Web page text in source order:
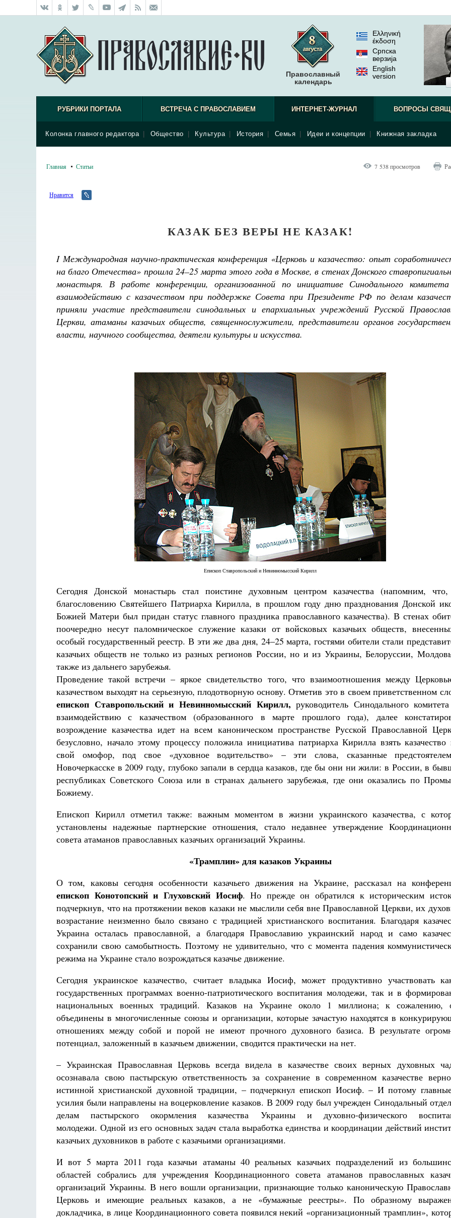
Православный
календарь
Ελληνική
έκδοση
Српска
верзиjа
English
version
РУБРИКИ ПОРТАЛА ВСТРЕЧА С ПРАВОСЛАВИЕМ ИНТЕРНЕТ-ЖУРНАЛ
Колонка главного редактора Общество Культура История Семья Идеи и концепции Книжная закладка
ВОПРОСЫ
Главная Статьи 7 538 просмотров
Нравится
КАЗАК БЕЗ ВЕРЫ НЕ КАЗАК!
I Международная научно-практическая конференция «Церковь и казачество: опыт
на благо Отечества» прошла 24–25 марта этого года в Москве, в стенах Донского
монастыря. В работе конференции, организованной по инициативе Синодального
взаимодействию с казачеством при поддержке Совета при Президенте РФ по делам
приняли участие представители синодальных и епархиальных учреждений Русской
Церкви, атаманы казачьих обществ, священнослужители, представители органов
власти, научного сообщества, деятели культуры и искусства.
Епископ Ставропольский и Невинномысский Кирилл
Сегодня Донской монастырь стал поистине духовным центром казачества (напомним,
благословению Святейшего Патриарха Кирилла, в прошлом году дню празднования Донской
Божией Матери был придан статус главного праздника православного казачества). В стенах
поочередно несут паломническое служение казаки от войсковых казачьих обществ,
особый государственный реестр. В эти же два дня, 24–25 марта, гостями обители стали
казачьих обществ не только из разных регионов России, но и из Украины, Белоруссии,
также из дальнего зарубежья.
Проведение такой встречи – яркое свидетельство того, что взаимоотношения между
казачеством выходят на серьезную, плодотворную основу. Отметив это в своем приветственном
епископ Ставропольский и Невинномысский Кирилл, руководитель Синодального
взаимодействию с казачеством (образованного в марте прошлого года), далее
возрождение казачества идет на всем каноническом пространстве Русской Православной
безусловно, начало этому процессу положила инициатива патриарха Кирилла взять казачество
свой омофор, под свое «духовное водительство» – эти слова, сказанные
Новочеркасске в 2009 году, глубоко запали в сердца казаков, где бы они ни жили: в России, в
республиках Советского Союза или в странах дальнего зарубежья, где они оказались по
Божиему.
Епископ Кирилл отметил также: важным моментом в жизни украинского казачества, с
установлены надежные партнерские отношения, стало недавнее утверждение
совета атаманов православных казачьих организаций Украины.
«Трамплин» для казаков Украины
О том, каковы сегодня особенности казачьего движения на Украине, рассказал на
епископ Конотопский и Глуховский Иосиф. Но прежде он обратился к историческим
подчеркнув, что на протяжении веков казаки не мыслили себя вне Православной Церкви, их
возрастание неизменно было связано с традицией христианского воспитания. Благодаря
Украина осталась православной, а благодаря Православию украинский народ и само
сохранили свою самобытность. Поэтому не удивительно, что с момента падения
режима на Украине стало возрождаться казачье движение.
Сегодня украинское казачество, считает владыка Иосиф, может продуктивно участвовать
государственных программах военно-патриотического воспитания молодежи, так и в
национальных военных традиций. Казаков на Украине около 1 миллиона; к сожалению,
объединены в многочисленные союзы и организации, которые зачастую находятся в
отношениях между собой и порой не имеют прочного духовного базиса. В результате
потенциал, заложенный в казачьем движении, сводится практически на нет.
– Украинская Православная Церковь всегда видела в казачестве своих верных духовных
осознавала свою пастырскую ответственность за сохранение в современном казачестве
истинной христианской духовной традиции, – подчеркнул епископ Иосиф. – И потому
усилия были направлены на воцерковление казаков. В 2009 году был учрежден Синодальный
делам пастырского окормления казачества Украины и духовно-физического
молодежи. Одной из его основных задач стала выработка единства и координации действий
казачьих духовников в работе с казачьими организациями.
И вот 5 марта 2011 года казачьи атаманы 40 реальных казачьих подразделений из
областей собрались для учреждения Координационного совета атаманов православных
организаций Украины. В него вошли организации, признающие только каноническую
Церковь и имеющие реальных казаков, а не «бумажные реестры». По образному
докладчика, в лице Координационного совета появился некий «организационный трамплин»,
Разлуки не будет
Фредерика де Грааф Как найти своё место в жизни
Кирилл Мурышев
Великомученик Георгий Победоносец.